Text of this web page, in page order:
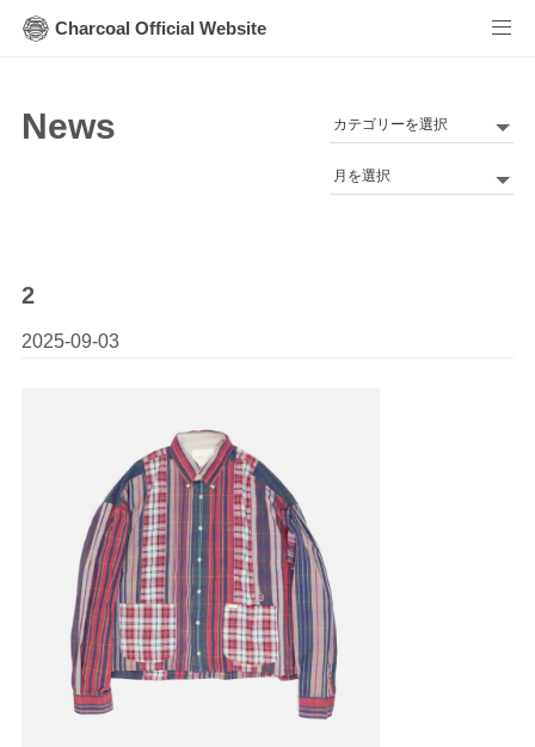
Charcoal Official Website
News
カ
ゴArchives
2
2025-09-03